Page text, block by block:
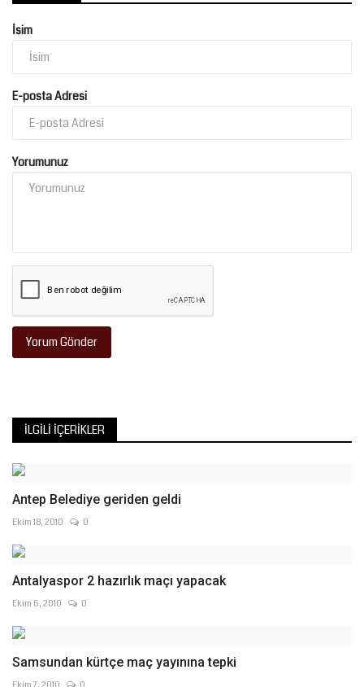
İsim
E-posta Adresi
Yorumunuz
Yorum Gönder
İLGILI İÇERIKLER
Antep Belediye geriden geldi
Ekim 18, 2010 0
Antalyaspor 2 hazırlık maçı yapacak
Ekim 6, 2010 0
Samsundan kürtçe maç yayınına tepki